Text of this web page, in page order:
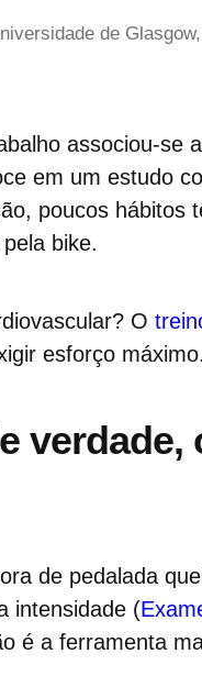
de
associou-se
em um estudo
poucos hábitos
bike.
O
esforço máximo.
verdade,
de pedalada
intensidade (
é a ferramenta